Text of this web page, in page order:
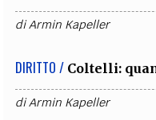
diArmin Kapeller
DIRITTO / Coltelli:
diArmin Kapeller